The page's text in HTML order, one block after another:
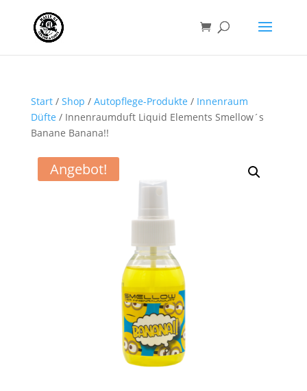
Start/ Shop / Autopflege-Produkte / Innenraum
Düfte / Innenraumduft Liquid Elements Smellow´s
Banane Banana!!
Angebot!